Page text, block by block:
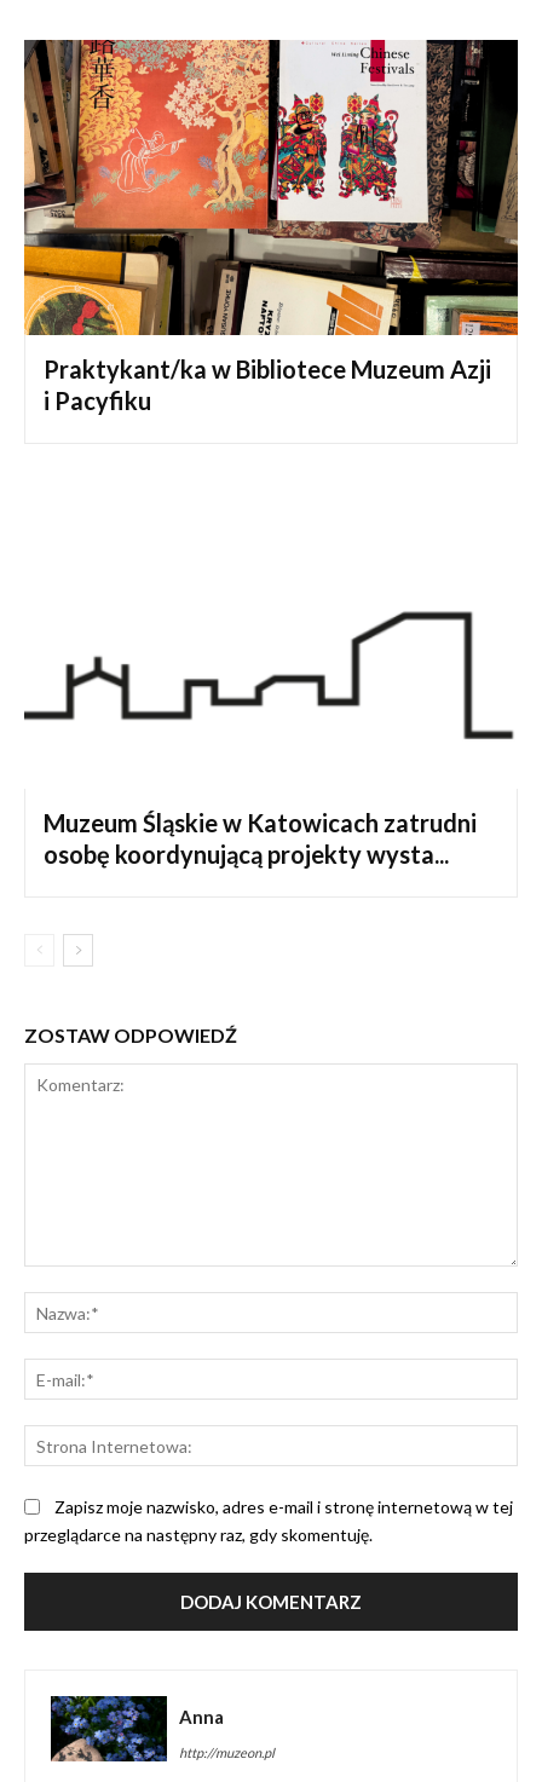
Praktykant/ka w Bibliotece Muzeum Azji
i Pacyfiku
Muzeum Śląskie w Katowicach zatrudni
osobę koordynującą projekty wysta...
ZOSTAW ODPOWIEDŹ
Zapisz moje nazwisko, adres e-mail i stronę internetową w tej
przeglądarce na następny raz, gdy skomentuję.
Anna
http://muzeon.pl